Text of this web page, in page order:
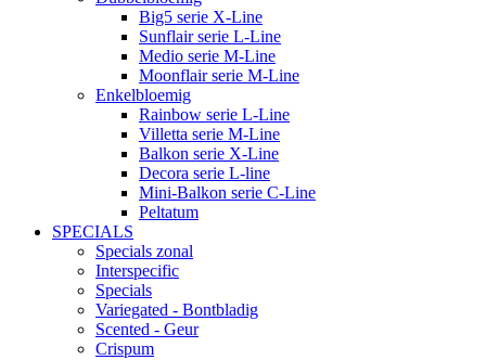
Big5 serie X-Line
Sunflair serie L-Line
Medio serie M-Line
Moonflair serie M-Line
Enkelbloemig
Rainbow serie L-Line
Villetta serie M-Line
Balkon serie X-Line
Decora serie L-line
Mini-Balkon serie C-Line
Peltatum
SPECIALS
Specials zonal
Interspecific
Specials
Variegated - Bontbladig
Scented - Geur
Crispum